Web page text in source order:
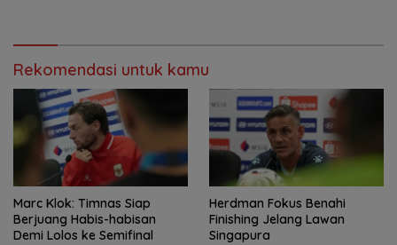
Rekomendasi untuk kamu
Marc Klok: Timnas Siap
Berjuang Habis-habisan
Demi Lolos ke Semifinal
Herdman Fokus Benahi
Finishing Jelang Lawan
Singapura